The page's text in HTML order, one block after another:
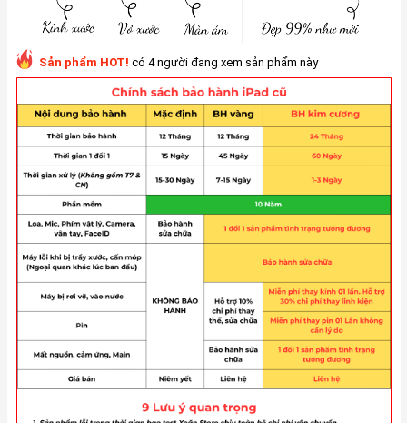
Sản phẩm HOT! có 4 người đang xem sản phẩm này